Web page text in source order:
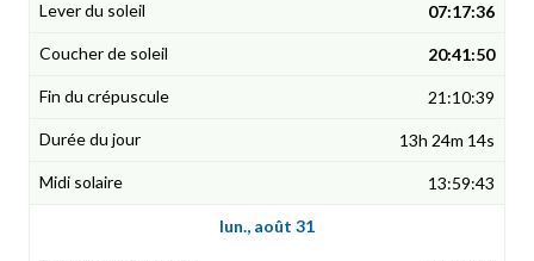
07:17:36
20:41:50
21:10:39
13h 24m 14s
13:59:43
lun., août 31